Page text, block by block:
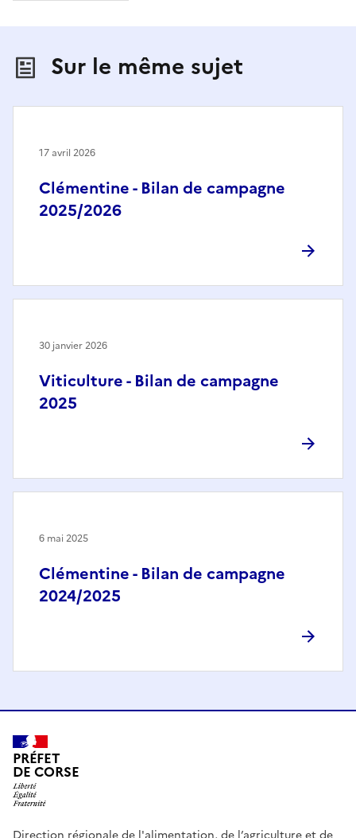
Sur le même sujet
Clémentine - Bilan de campagne
2025/2026
17 avril 2026
Viticulture - Bilan de campagne
2025
30 janvier 2026
Clémentine - Bilan de campagne
2024/2025
6 mai 2025
PRÉFET
DE CORSE